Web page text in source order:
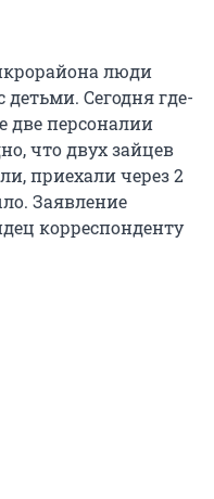
люди
Сегодня где-
две персоналии
что двух зайцев
приехали через 2
Заявление
корреспонденту